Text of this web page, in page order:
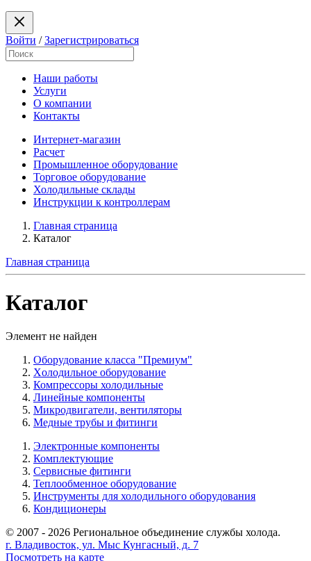
Войти /Зарегистрироваться
Наши работы
Услуги
О компании
Контакты
Интернет-магазин
Расчет
Промышленное оборудование
Торговое оборудование
Холодильные склады
Инструкции к контроллерам
Главная страница
Каталог
Главная страница
Каталог
Элемент не найден
Оборудование класса "Премиум"
Xолодильное оборудование
Компрессоры холодильные
Линейные компоненты
Микродвигатели, вентиляторы
Медные трубы и фитинги
Электронные компоненты
Комплектующие
Сервисные фитинги
Теплообменное оборудование
Инструменты для холодильного оборудования
Кондиционеры
© 2007 - 2026 Региональное объединение службы холода.
г. Владивосток, ул. Мыс Кунгасный, д. 7
Посмотреть на карте